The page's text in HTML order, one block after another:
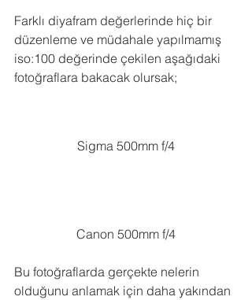
Farklı diyafram değerlerinde hiç bir
düzenleme ve müdahale yapılmamış
iso:100 değerinde çekilen aşağıdaki
fotoğraflara bakacak olursak;
Sigma 500mm f/4
Canon 500mm f/4
Bu fotoğraflarda gerçekte nelerin
olduğunu anlamak için daha yakından